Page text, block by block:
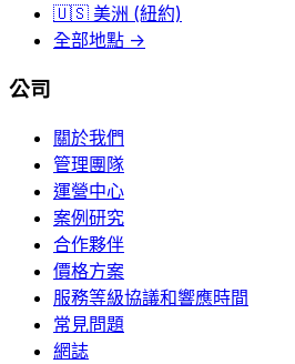
🇺🇸 美洲 (紐約)
全部地點 →
公司
關於我們
管理團隊
運營中心
案例研究
合作夥伴
價格方案
服務等級協議和響應時間
常見問題
網誌